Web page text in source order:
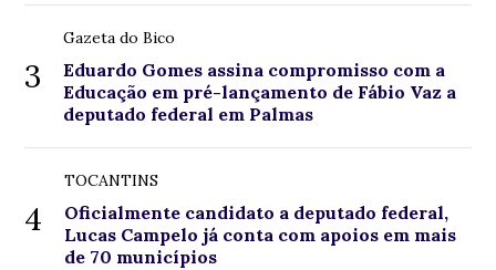
3
Gazeta do Bico
Eduardo Gomes assina compromisso com a
Educação em pré-lançamento de Fábio Vaz a
deputado federal em Palmas
4
TOCANTINS
Oficialmente candidato a deputado federal,
Lucas Campelo já conta com apoios em mais
de 70 municípios